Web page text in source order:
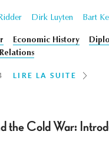
Dirk Luyten Bart
Economic History
LIRE LA SUITE
the Cold War: